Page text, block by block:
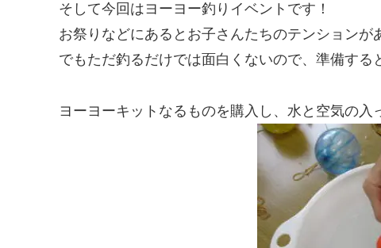
そして今回はヨーヨー釣りイベントです！
お祭りなどにあるとお子さんたちのテンションが
でもただ釣るだけでは面白くないので、準備する
ヨーヨーキットなるものを購入し、水と空気の入